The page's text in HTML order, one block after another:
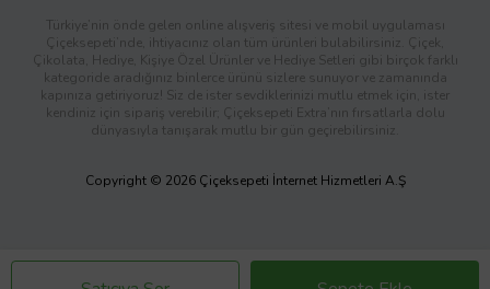
Türkiye’nin önde gelen online alışveriş sitesi ve mobil uygulaması
Çiçeksepeti’nde, ihtiyacınız olan tüm ürünleri bulabilirsiniz. Çiçek,
Çikolata, Hediye, Kişiye Özel Ürünler ve Hediye Setleri gibi birçok farklı
kategoride aradığınız binlerce ürünü sizlere sunuyor ve zamanında
kapınıza getiriyoruz! Siz de ister sevdiklerinizi mutlu etmek için, ister
kendiniz için sipariş verebilir; Çiçeksepeti Extra’nın fırsatlarla dolu
dünyasıyla tanışarak mutlu bir gün geçirebilirsiniz.
Copyright © 2026 Çiçeksepeti İnternet Hizmetleri A.Ş